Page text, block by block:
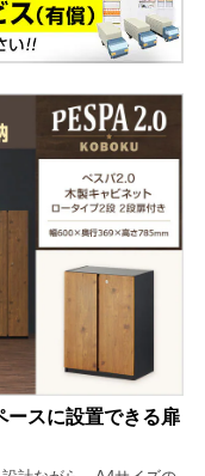
ースに設置できる扉